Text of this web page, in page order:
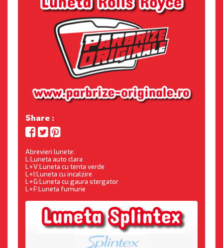
Share :
Abrevieri lunete:
L:Luneta auto clara
L+V:Luneta cu tenta verde
L+I:Luneta cu incalzire
L+G:Luneta cu gaura stergator
L+F:Luneta fumurie